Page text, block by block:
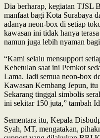
Dia berharap, kegiatan TJSL
manfaat bagi Kota Surabaya
adanya neon-box di setiap
kawasan ini tidak hanya
namun juga lebih nyaman
“Kami selalu mensupport
Kebetulan saat ini Pemkot
Lama. Jadi semua neon-box
Kawasan Kembang Jepun, itu
Sekarang tinggal simbolis
ini sekitar 150 juta,” tambah
Sementara itu, Kepala
Syah, MT, mengatakan,